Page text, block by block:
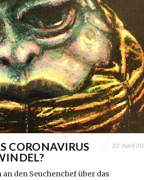
CORONAVIRUS
22. April
den Seuchenchef über das